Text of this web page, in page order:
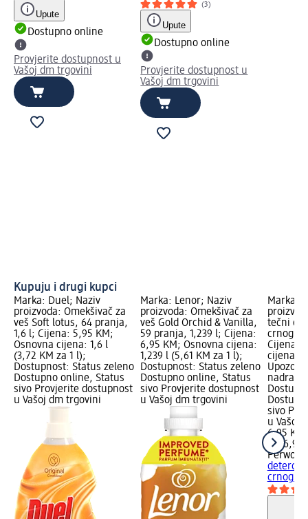
Upute
Dostupno online
Provjerite dostupnost u
Vašoj dm trgovini
(3)
Upute
Dostupno online
Provjerite dostupnost u
Vašoj dm trgovini
Kupuju i drugi kupci
Marka: Duel; Naziv
proizvoda: Omekšivač za
veš Soft lotus, 64 pranja,
1,6 l; Cijena: 5,95 KM;
Osnovna cijena: 1,6 l
(3,72 KM za 1 l);
Dostupnost: Status zeleno
Dostupno online, Status
sivo Provjerite dostupnost
u Vašoj dm trgovini
Marka: Lenor; Naziv
proizvoda: Omekšivač za
veš Gold Orchid & Vanilla,
59 pranja, 1,239 l; Cijena:
6,95 KM; Osnovna cijena:
1,239 l (5,61 KM za 1 l);
Dostupnost: Status zeleno
Dostupno online, Status
sivo Provjerite dostupnost
u Vašoj dm trgovini
Marka:
tečni
crnog
Cijena:
cijena: 1
sivo
u Vašoj
6,95 KM
1 l (6,95
Perwoll
crnog...,